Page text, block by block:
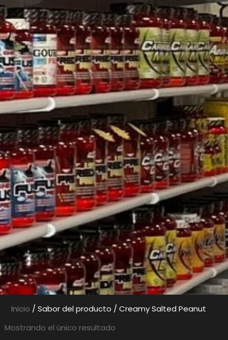
Inicio / Sabor del producto / Creamy Salted Peanut
Mostrando el único resultado